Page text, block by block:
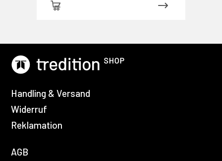
Handling & Versand
Widerruf
Reklamation
AGB